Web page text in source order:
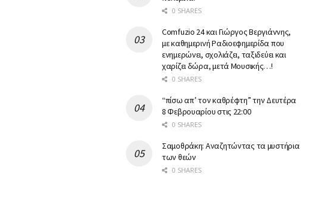
0 SHARES
Comfuzio 24 και Γιώργος Βεργιάννης,
με καθημερινή Ραδιοεφημερίδα που
ενημερώνει, σχολιάζει, ταξιδεύει και
χαρίζει δώρα, μετά Μουσικής…!
0 SHARES
“πίσω απ’ τον καθρέφτη” την Δευτέρα
8 Φεβρουαρίου στις 22:00
0 SHARES
Σαμοθράκη: Αναζητώντας τα μυστήρια
των θεών
0 SHARES